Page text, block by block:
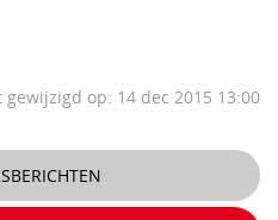
gewijzigd op: 14 dec 2015 13:00